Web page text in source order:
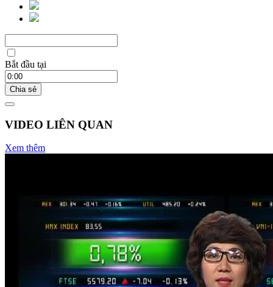
Bắt đầu tại
Chia sẻ
VIDEO LIÊN QUAN
Xem thêm